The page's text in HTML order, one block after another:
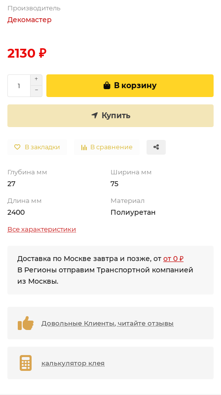
Производитель
Декомастер
2130 ₽
В корзину
Купить
В закладки В сравнение
Глубина мм
27
Ширина мм
75
Длина мм
2400
Материал
Полиуретан
Все характеристики
Доставка по Москве завтра и позже, от от 0 ₽
В Регионы отправим Транспортной компанией
из Москвы.
Довольные Клиенты, читайте отзывы
калькулятор клея